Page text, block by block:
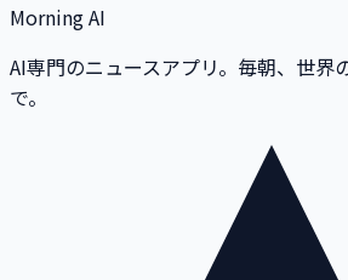
Morning AI
AI専門のニュースアプリ。毎朝、世界
で。